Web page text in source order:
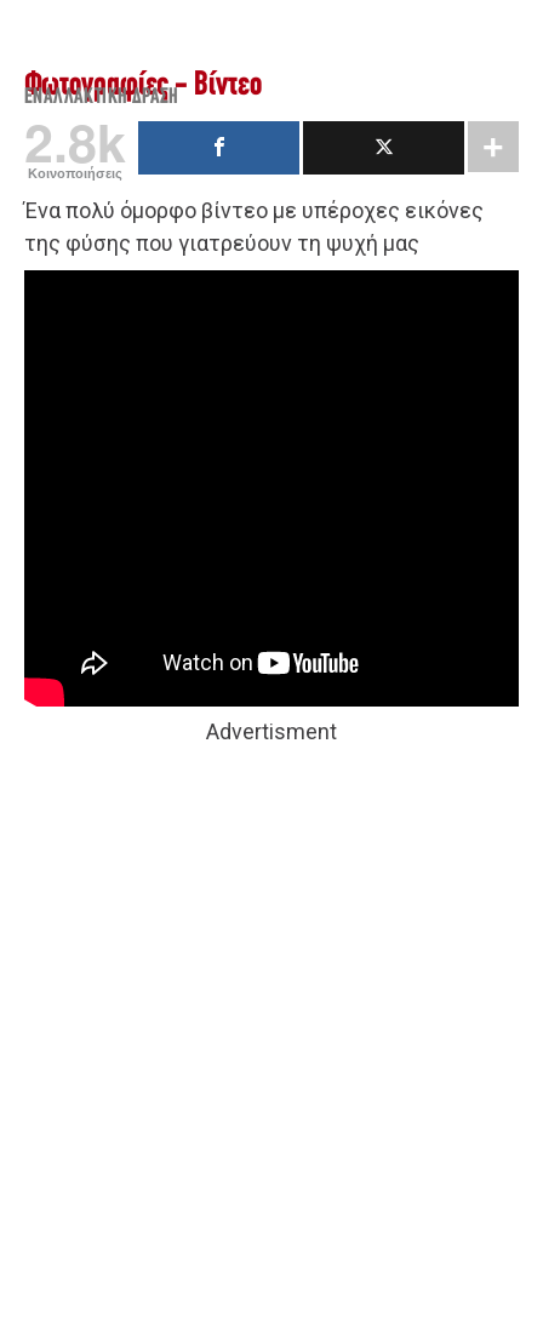
Φωτογραφίες - Βίντεο
ΕΝΑΛΛΑΚΤΙΚΉ ΔΡΆΣΗ
2.8k
Κοινοποιήσεις
Ένα πολύ όμορφο βίντεο με υπέροχες εικόνες
της φύσης που γιατρεύουν τη ψυχή μας
Advertisment